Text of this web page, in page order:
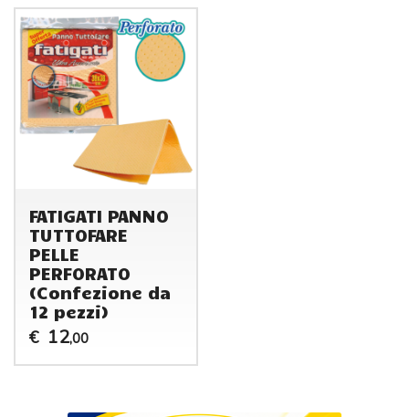
FATIGATI PANNO
TUTTOFARE
PELLE
PERFORATO
(Confezione da
12 pezzi)
€ 12,00